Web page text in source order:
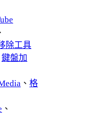
除工具
鍵盤加
、 格
、